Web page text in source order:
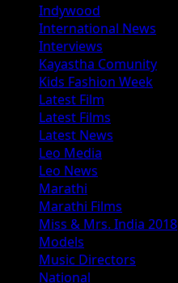
Indywood
International News
Interviews
Kayastha Comunity
Kids Fashion Week
Latest Film
Latest Films
Latest News
Leo Media
Leo News
Marathi
Marathi Films
Miss & Mrs. India 2018
Models
Music Directors
National